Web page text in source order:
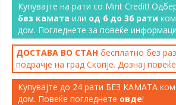
Купувајте на рати со Mint Credit!
без камата или од 6 до 36 рати
дом. Погледнете за повеќе
ДОСТАВА ВО СТАН бесплатно без
подрачје на град Скопје. Дознај повеќе
Купувајте до 24 рати БЕЗ КАМАТА
дом. Повеќе погледнете овде!